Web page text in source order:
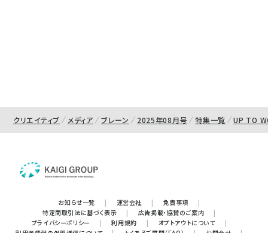
クリエイティブ メディア ブレーン 2025年08月号 特集一覧 UP TO
お知らせ一覧 | 運営会社 | 免責事項
|
特定商取引法に基づく表示
| 広告掲載・協賛のご案内
|
プライバシーポリシー
| 利用規約 | オプトアウトについて
|